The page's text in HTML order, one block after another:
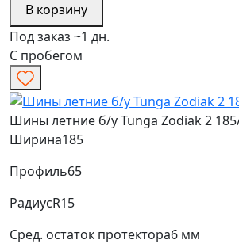
В корзину
Под заказ ~1 дн.
С пробегом
Шины летние б/у Tunga Zodiak 2
Ширина185
Профиль65
РадиусR15
Сред. остаток протектора6 мм